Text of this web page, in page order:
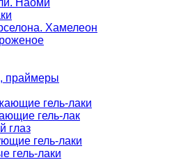
Наоми
Хамелеон
праймеры
гель-лаки
гель-лак
глаз
гель-лаки
гель-лаки